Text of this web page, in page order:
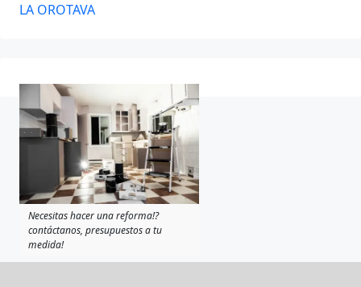
LA OROTAVA
Necesitas hacer una reforma!?
contáctanos, presupuestos a tu
medida!